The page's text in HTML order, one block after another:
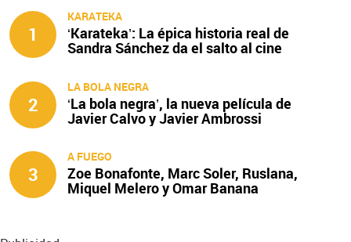
1
KARATEKA
‘Karateka’: La épica historia real de
Sandra Sánchez da el salto al cine
2
LA BOLA NEGRA
‘La bola negra’, la nueva película de
Javier Calvo y Javier Ambrossi
3
A FUEGO
Zoe Bonafonte, Marc Soler, Ruslana,
Miquel Melero y Omar Banana
protagonizan ‘A fuego’